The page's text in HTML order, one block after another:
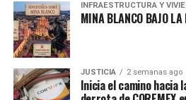
INFRAESTRUCTURA Y
MINA BLANCO BAJO
JUSTICIA 2 semanas ago
Inicia el camino hacia